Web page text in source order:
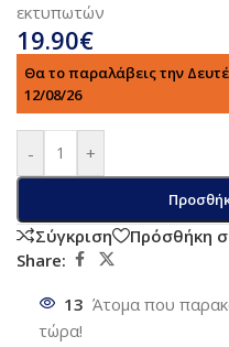
εκτυπωτών
19.90€
Θα το παραλάβεις την
12/08/26
- +
Σύγκριση
Πρόσθήκη
Share:
13 Άτομα που
τώρα!